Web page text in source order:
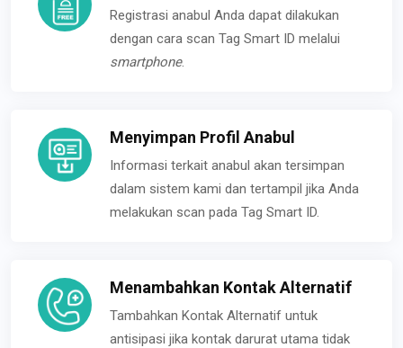
Registrasi anabul Anda dapat dilakukan
dengan cara scan Tag Smart ID melalui
smartphone.
Menyimpan Profil Anabul
Informasi terkait anabul akan tersimpan
dalam sistem kami dan tertampil jika Anda
melakukan scan pada Tag Smart ID.
Menambahkan Kontak Alternatif
Tambahkan Kontak Alternatif untuk
antisipasi jika kontak darurat utama tidak